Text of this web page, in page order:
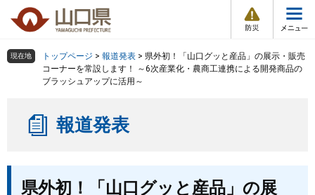
の
ー
情
報
メ
ュ
組織で探す
検索の仕方 組織で探す
現在地 トップページ > 報道発表 > 県外初！「山口グッと産品」の展示・販売
コーナーを常設します！ ～6次産業化・農商工連携による開発商品の
ブラッシュアップに活用～
報道発表
県外初！「山口グッと産品」の展